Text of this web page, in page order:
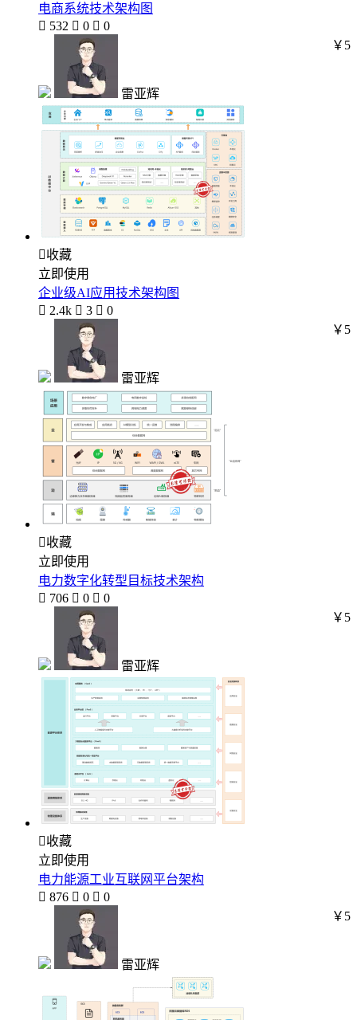
电商系统技术架构图
 532  0  0
雷亚辉
￥5
收藏
立即使用
企业级AI应用技术架构图
 2.4k  3  0
雷亚辉
￥5
收藏
立即使用
电力数字化转型目标技术架构
 706  0  0
雷亚辉
￥5
收藏
立即使用
电力能源工业互联网平台架构
 876  0  0
雷亚辉
￥5